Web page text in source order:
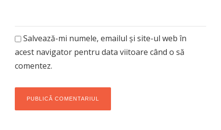
Salvează-mi numele, emailul și site-ul web în
acest navigator pentru data viitoare când o să
comentez.